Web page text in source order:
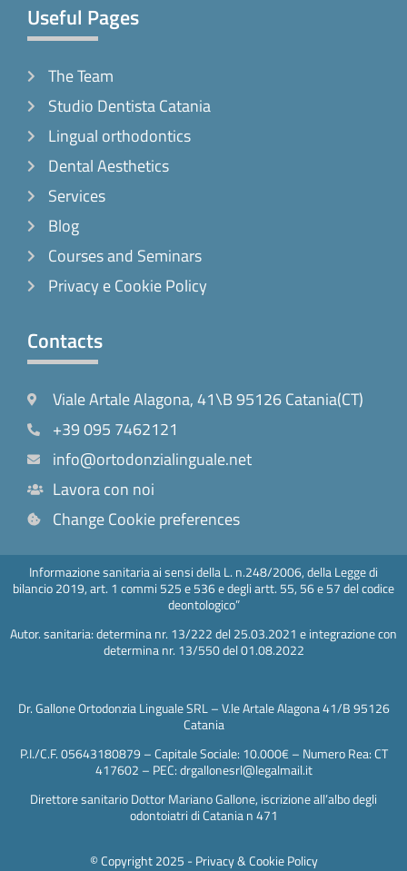
Useful Pages
The Team
Studio Dentista Catania
Lingual orthodontics
Dental Aesthetics
Services
Blog
Courses and Seminars
Privacy e Cookie Policy
Contacts
Viale Artale Alagona, 41\B 95126 Catania(CT)
+39 095 7462121
info@ortodonzialinguale.net
Lavora con noi
Change Cookie preferences
Informazione sanitaria ai sensi della L. n.248/2006, della Legge di
bilancio 2019, art. 1 commi 525 e 536 e degli artt. 55, 56 e 57 del codice
deontologico”
Autor. sanitaria: determina nr. 13/222 del 25.03.2021 e integrazione con
determina nr. 13/550 del 01.08.2022
Dr. Gallone Ortodonzia Linguale SRL – V.le Artale Alagona 41/B 95126
Catania
P.I./C.F. 05643180879 – Capitale Sociale: 10.000€ – Numero Rea: CT
417602 – PEC: drgallonesrl@legalmail.it
Direttore sanitario Dottor Mariano Gallone, iscrizione all’albo degli
odontoiatri di Catania n 471
© Copyright 2025 -Privacy & Cookie Policy